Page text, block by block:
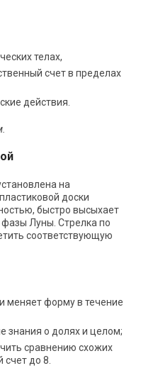
телах,
счет в пределах
действия.
на
доски
быстро высыхает
Луны. Стрелка по
соответствующую
меняет форму в течение
знания о долях и целом;
сравнению схожих
до 8.